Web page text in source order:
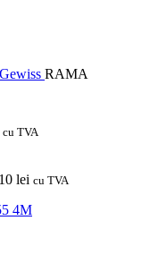
Gewiss RAMA
cu TVA
lei cu TVA